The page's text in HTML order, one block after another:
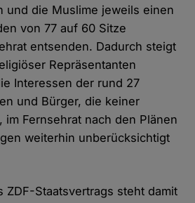
und die Muslime jeweils einen
von 77 auf 60 Sitze
entsenden. Dadurch steigt
Repräsentanten
Interessen der rund 27
und Bürger, die keiner
im Fernsehrat nach den Plänen
weiterhin unberücksichtigt
ZDF-Staatsvertrags steht damit